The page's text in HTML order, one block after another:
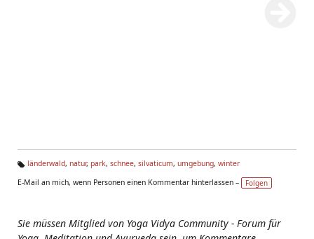
g
länderwald, natur, park, schnee, silvaticum, umgebung, winter
E-Mail an mich, wenn Personen einen Kommentar hinterlassen –
Folgen
Sie müssen Mitglied von Yoga Vidya Community - Forum für